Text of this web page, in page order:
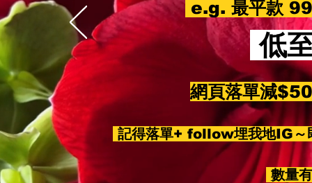
e.g. 最平款
低
網頁落單減
記得落單+ follow埋我地IG～
數量